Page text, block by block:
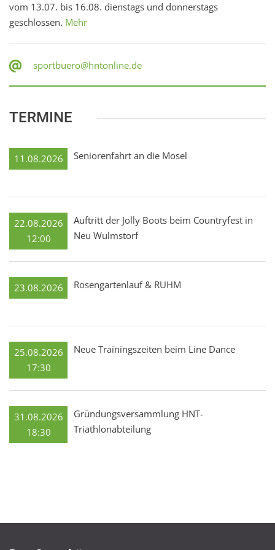
vom 13.07. bis 16.08. dienstags und donnerstags
geschlossen. Mehr
sportbuero@hntonline.de
TERMINE
11.08.2026 Seniorenfahrt an die Mosel
22.08.2026
12:00
Auftritt der Jolly Boots beim Countryfest in
Neu Wulmstorf
23.08.2026 Rosengartenlauf & RUHM
25.08.2026
17:30
Neue Trainingszeiten beim Line Dance
31.08.2026
18:30
Gründungsversammlung HNT-
Triathlonabteilung